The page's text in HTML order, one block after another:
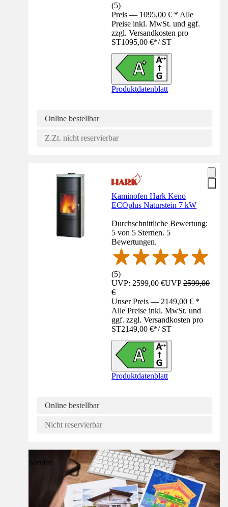
(5)
Preis — 1095,00 € * Alle
Preise inkl. MwSt. und ggf.
zzgl. Versandkosten pro
ST1095,00 €*/ ST
Produktdatenblatt
Online bestellbar
Z.Zt. nicht reservierbar
Kaminofen Hark Keno
ECOplus Naturstein 7 kW
Durchschnittliche Bewertung:
5 von 5 Sternen. 5
Bewertungen.
(5)
UVP: 2599,00 €UVP2599,00
€
Unser Preis — 2149,00 € *
Alle Preise inkl. MwSt. und
ggf. zzgl. Versandkosten pro
ST2149,00 €*/ ST
Produktdatenblatt
Online bestellbar
Nicht reservierbar
Service